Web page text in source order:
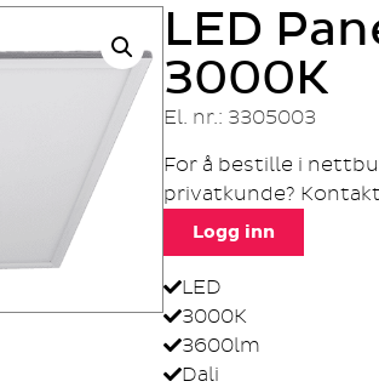
LED
3000K
El. nr.: 3305003
For å bestille i
privatkunde?
Logg inn
LED
3000K
3600lm
Dali